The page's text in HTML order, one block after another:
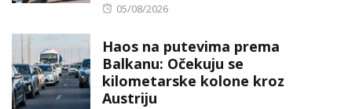
Posted
05/08/2026
Haos na putevima prema
Balkanu: Očekuju se
kilometarske kolone kroz
Austriju